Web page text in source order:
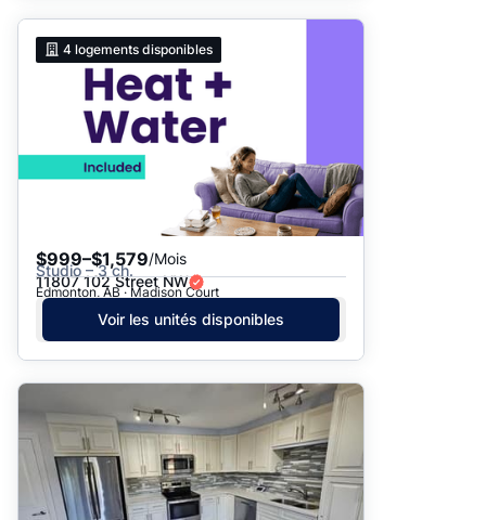
4 logements disponibles
$999–$1,579/Mois
Studio – 3 ch.
11807 102 Street NW
Edmonton, AB · Madison Court
Voir les unités disponibles